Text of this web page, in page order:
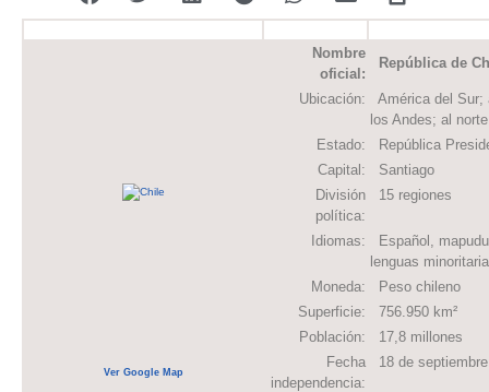
Nombre
oficial:
República de
Ubicación:
América del Sur;
los Andes; al
Estado:
República
Capital:
Santiago
División
política:
15 regiones
Idiomas:
Español,
lenguas
Moneda:
Peso chileno
Superficie:
756.950 km²
Población:
17,8 millones
Ver Google Map
Fecha
independencia:
18 de